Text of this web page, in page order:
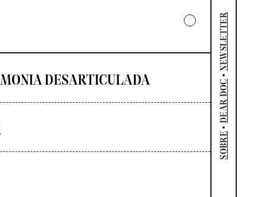
DESARTICULADA
SOBRE
•
DEAR DOC
•
NEWSLETTER